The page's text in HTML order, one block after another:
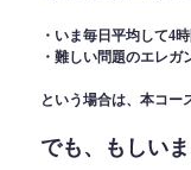
・いま毎日平均して4
・難しい問題のエレ
という場合は、本コー
でも、もしいま